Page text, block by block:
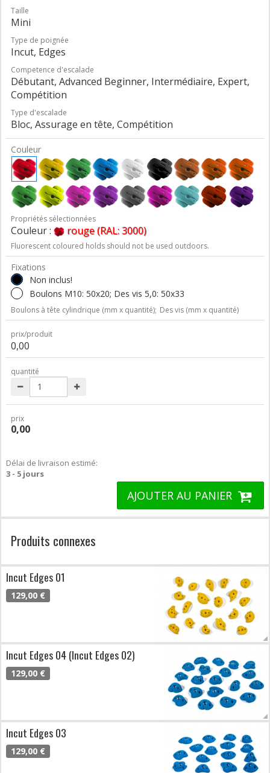
Taille
Mini
Type de poignée
Incut, Edges
Competence d'escalade
Débutant, Advanced Beginner, Intermédiaire, Expert,
Compétition
Type d'escalade
Bloc, Assurage en tête, Compétition
Couleur
Propriétés sélectionnées
Couleur : rouge (RAL: 3000)
Fluorescent coloured holds should not be used outdoors.
Fixations
Non inclus!
Boulons M10: 50x20; Des vis 5,0: 50x33
Boulons à tête cylindrique (mm x quantité); Des vis (mm x quantité)
prix/produit
0,00
quantité
prix
0,00
Délai de livraison estimé:
3 - 5 jours
AJOUTER AU PANIER
Produits connexes
Incut Edges 01
129,00 €
Incut Edges 04 (Incut Edges 02)
129,00 €
Incut Edges 03
129,00 €